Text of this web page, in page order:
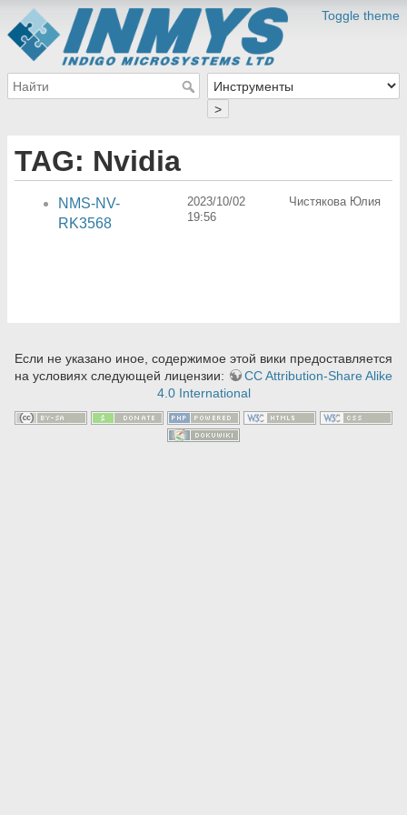
Toggle theme
>
TAG: Nvidia
NMS-NV-
RK3568
2023/10/02
19:56
Чистякова Юлия
Если не указано иное, содержимое этой вики предоставляется
на условиях следующей лицензии:
CC Attribution-Share Alike
4.0 International